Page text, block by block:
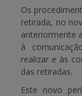
Os
retirada, no
anteriormente
à
realizar e às
das retiradas.
Este novo